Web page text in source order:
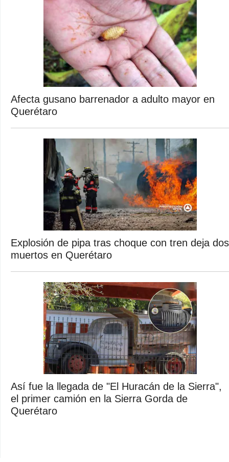
Afecta gusano barrenador a adulto mayor en
Querétaro
Explosión de pipa tras choque con tren deja dos
muertos en Querétaro
Así fue la llegada de "El Huracán de la Sierra",
el primer camión en la Sierra Gorda de
Querétaro